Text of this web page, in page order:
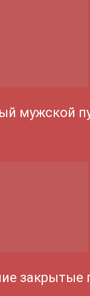
мужской
закрытые